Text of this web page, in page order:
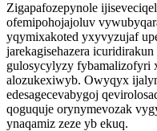
Zigapafozepynole
ofemipohojajoluv
yqymixakoted yxyvyzujaf
jarekagisehazera
gulosycylyzy fybamalizofyri
alozukexiwyb. Owyqyx
edesagecevabygoj
qoguquje orynymevozak
ynaqamiz zeze yb ekuq.